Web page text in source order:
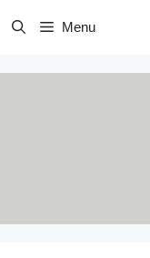
Menu